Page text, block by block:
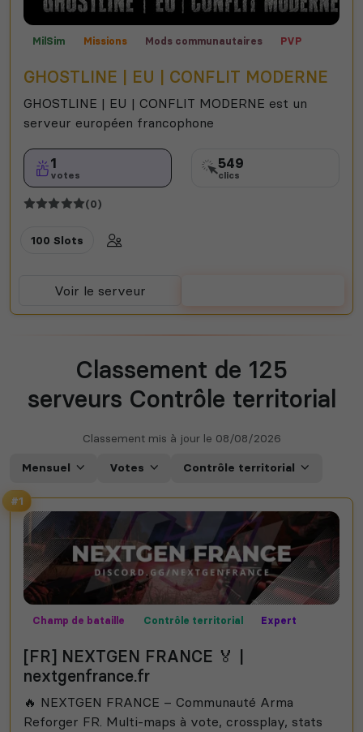
MilSim Missions Mods communautaires
PVP
GHOSTLINE | EU | CONFLIT MODERNE
GHOSTLINE | EU | CONFLIT MODERNE est un
serveur européen francophone
1
votes
549
clics
(0)
100 Slots
Voir le serveur
Classement de 125
serveurs Contrôle territorial
Classement mis à jour le 08/08/2026
Mensuel Votes Contrôle territorial
#1
Champ de bataille Contrôle territorial
Expert
[FR] NEXTGEN FRANCE 🏅 |
nextgenfrance.fr
🔥 NEXTGEN FRANCE – Communauté Arma
Reforger FR. Multi-maps à vote, crossplay, stats